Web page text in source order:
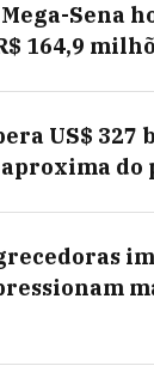
Sena
164,9
US$ 327
do